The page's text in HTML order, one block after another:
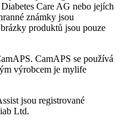
Care AG nebo jejích
známky jsou
produktů jsou pouze
CamAPS se používá
výrobcem je mylife
jsou registrované
Ltd.